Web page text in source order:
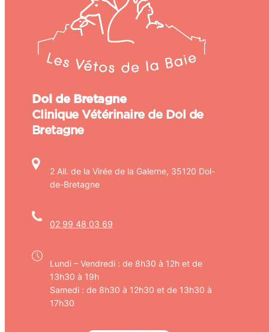
Dol de Bretagne
Clinique Vétérinaire de Dol de
Bretagne
2 All. de la Virée de la Galerne, 35120 Dol-
de-Bretagne
02 99 48 03 69
Lundi – Vendredi : de 8h30 à 12h et de
13h30 à 19h
Samedi : de 8h30 à 12h30 et de 13h30 à
17h30